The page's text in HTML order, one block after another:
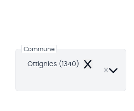
Commune
Ottignies (1340)
Remove